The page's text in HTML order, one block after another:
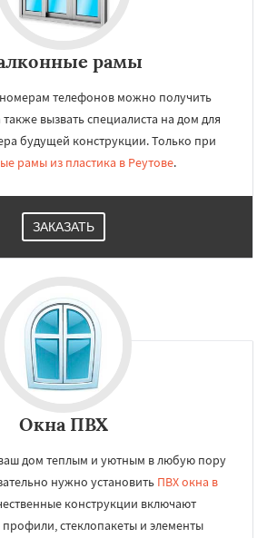
рамы
телефонов можно получить
вызвать специалиста на дом для
будущей конструкции. Только при
рамы из пластика в Реутове.
ЗАКАЗАТЬ
Окна ПВХ
дом теплым и уютным в любую пору
нужно установить ПВХ окна в
конструкции включают
стеклопакеты и элементы